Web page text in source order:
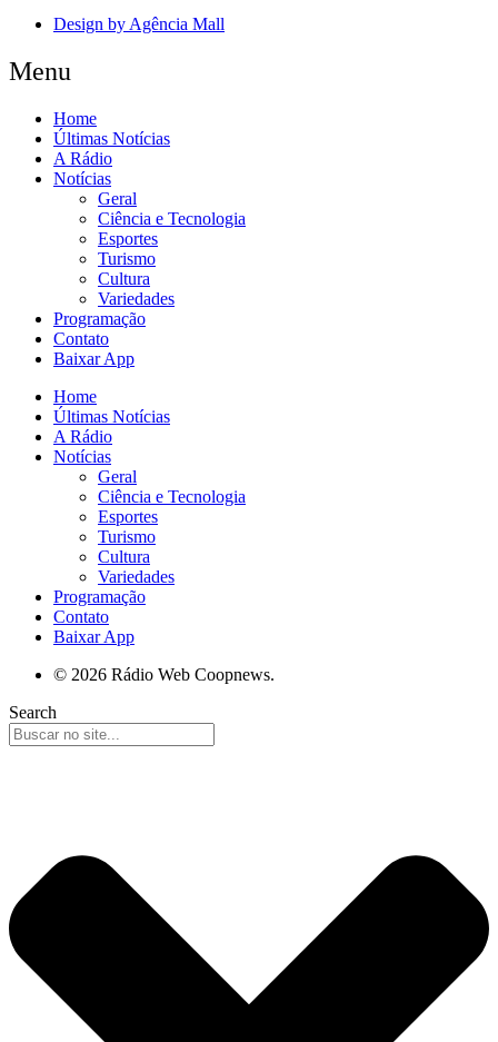
Design by Agência Mall
Menu
Home
Últimas Notícias
A Rádio
Notícias
Geral
Ciência e Tecnologia
Esportes
Turismo
Cultura
Variedades
Programação
Contato
Baixar App
Home
Últimas Notícias
A Rádio
Notícias
Geral
Ciência e Tecnologia
Esportes
Turismo
Cultura
Variedades
Programação
Contato
Baixar App
© 2026 Rádio Web Coopnews.
Search